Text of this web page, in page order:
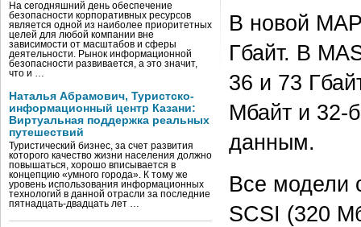
На сегодняшний день обеспечение
безопасности корпоративных ресурсов
является одной из наиболее приоритетных
целей для любой компании вне
зависимости от масштабов и сферы
деятельности. Рынок информационной
безопасности развивается, а это значит,
что и …
Наталья Абрамович, Туристско-
информационный центр Казани:
Виртуальная поддержка реальных
путешествий
Туристический бизнес, за счет развития
которого качество жизни населения должно
повышаться, хорошо вписывается в
концепцию «умного города». К тому же
уровень использования информационных
технологий в данной отрасли за последние
пятнадцать-двадцать лет …
В новой
Гбайт. В
36 и 73
Мбайт и 32-
данным.
Все модели
SCSI (320